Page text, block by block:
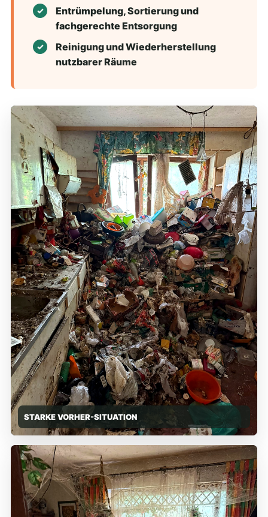
Entrümpelung, Sortierung und
fachgerechte Entsorgung
Reinigung und Wiederherstellung
nutzbarer Räume
STARKE VORHER-SITUATION